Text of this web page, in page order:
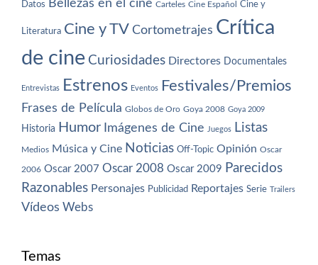
Datos Bellezas en el cine Carteles Cine Español Cine y
Literatura Cine y TV Cortometrajes Crítica
de cine Curiosidades Directores Documentales
Entrevistas Estrenos Eventos Festivales/Premios
Frases de Película Globos de Oro Goya 2008 Goya 2009
Historia Humor Imágenes de Cine Juegos Listas
Medios Música y Cine Noticias Off-Topic Opinión Oscar
2006 Oscar 2007 Oscar 2008 Oscar 2009 Parecidos
Razonables Personajes Publicidad Reportajes Serie Trailers
Vídeos Webs
Temas